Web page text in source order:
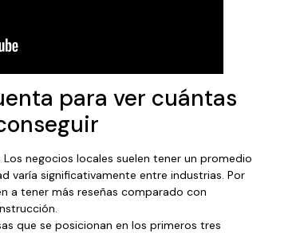
para ver cuántas
: Los negocios locales suelen tener un promedio
varía significativamente entre industrias. Por
a tener más reseñas comparado con
que se posicionan en los primeros tres